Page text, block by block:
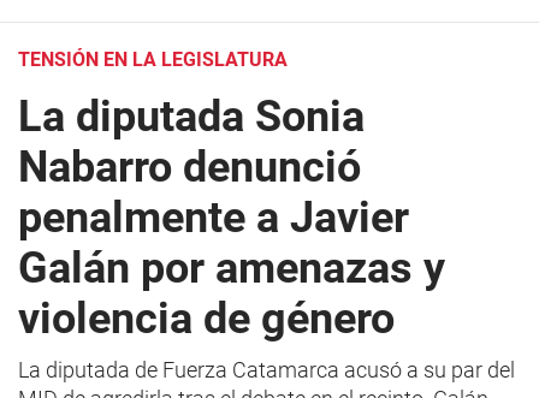
TENSIÓN EN LA LEGISLATURA
La diputada Sonia
Nabarro denunció
penalmente a Javier
Galán por amenazas y
violencia de género
La diputada de Fuerza Catamarca acusó a su par del